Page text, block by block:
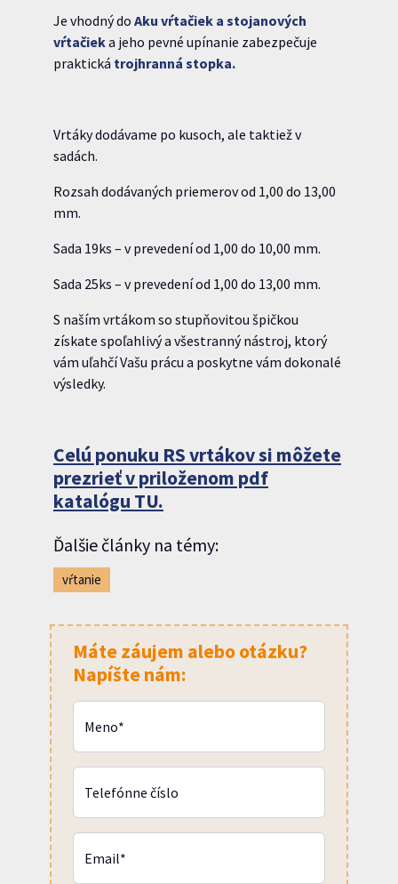
Je vhodný do Aku vŕtačiek a stojanových
vŕtačieka jeho pevné upínanie zabezpečuje
praktická trojhranná stopka.
Vrtáky dodávame po kusoch, ale taktiež v
sadách.
Rozsah dodávaných priemerov od 1,00 do 13,00
mm.
Sada 19ks – v prevedení od 1,00 do 10,00 mm.
Sada 25ks – v prevedení od 1,00 do 13,00 mm.
S naším vrtákom so stupňovitou špičkou
získate spoľahlivý a všestranný nástroj, ktorý
vám uľahčí Vašu prácu a poskytne vám dokonalé
výsledky.
Celú ponuku RS vrtákov si môžete
prezrieť v priloženom pdf
katalógu TU.
Ďalšie články na témy:
vŕtanie
Máte záujem alebo otázku?
Napíšte nám:
Meno*
Telefónne číslo
Email*